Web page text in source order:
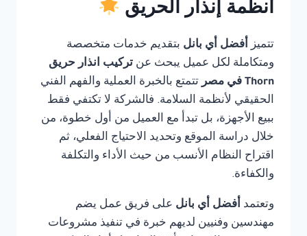
أنظمة إنذار الحريق
تتميز أفضل أي بانل بتقديم خدمات متخصصة
ومتكاملة لكل عميل يبحث عن تركيب انذار حريق
Thorn في مصر
تتمتع بالخبرة العملية والفهم الفني
الحقيقي لأنظمة السلامة. فالشركة لا تكتفي فقط
ببيع الأجهزة، بل تبدأ مع العميل من أول خطوة، من
خلال دراسة الموقع وتحديد الاحتياج الفعلي، ثم
اقتراح النظام الأنسب من حيث الأداء والتكلفة
والكفاءة.
وتعتمد أفضل أي بانل على فريق عمل يضم
مهندسين وفنيين لديهم خبرة في تنفيذ مشروعات